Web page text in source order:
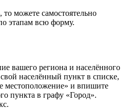
можете самостоятельно
этапам всю форму.
вашего региона и населённого
населённый пункт в списке,
местоположение» и впишите
пункта в графу «Город».